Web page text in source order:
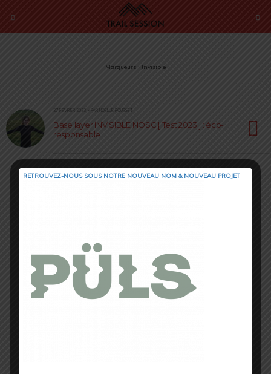
Marqueurs › Invisible
27 FÉVRIER 2023 • PAR NOËLLIE ROUSSET
Base layer INVISIBLE NOSC [ Test 2023 ] : éco-
responsable
RETROUVEZ-NOUS SOUS NOTRE NOUVEAU NOM & NOUVEAU PROJET